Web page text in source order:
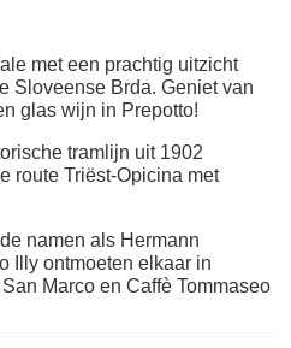
met een prachtig uitzicht
Sloveense Brda. Geniet van
glas wijn in Prepotto!
tramlijn uit 1902
route Triëst-Opicina met
namen als Hermann
Illy ontmoeten elkaar in
Marco en Caffè Tommaseo